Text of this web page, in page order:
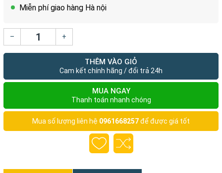
Miễn phí giao hàng Hà nội
– +
THÊM VÀO GIỎ
Cam kết chính hãng / đổi trả 24h
MUA NGAY
Thanh toán nhanh chóng
Mua số lượng liên hệ 0961668257để được giá tốt